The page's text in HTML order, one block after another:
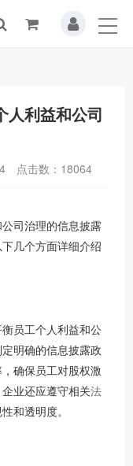
人利益和公司
点击数： 18064
司治理的信息披露
几个方面详细介绍
员工个人利益和公
明确的信息披露政
确保员工对股权激
业还应遵守相关法
和透明度。